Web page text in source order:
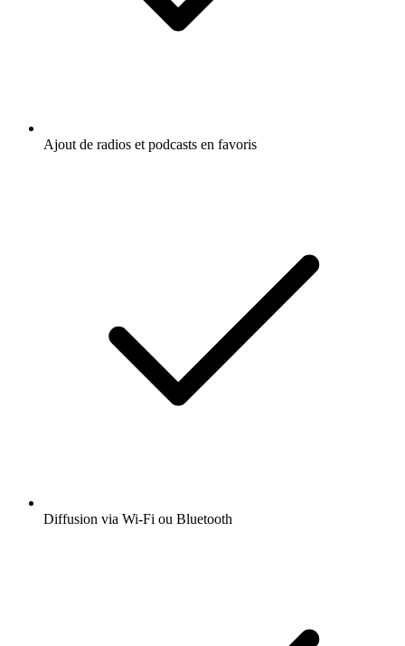
Ajout de radios et podcasts en favoris
Diffusion via Wi-Fi ou Bluetooth